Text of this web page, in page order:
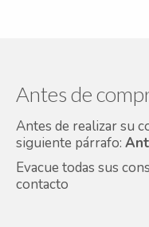
Antes de
Antes de realizar su
siguiente párrafo:
Evacue todas sus
contacto